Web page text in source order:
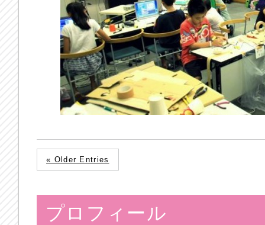
« Older Entries
プロフィール